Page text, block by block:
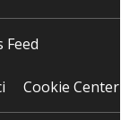
Feed
Cookie Center